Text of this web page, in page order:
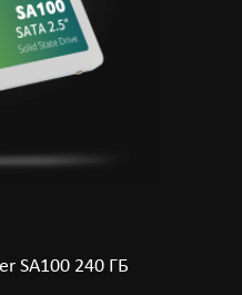
SA100 240 ГБ